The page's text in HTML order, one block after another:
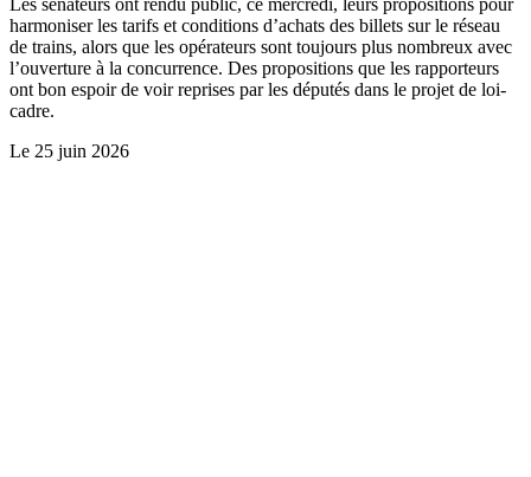
harmoniser les tarifs et conditions d’achats des billets sur le réseau
de trains, alors que les opérateurs sont toujours plus nombreux avec
l’ouverture à la concurrence. Des propositions que les rapporteurs
ont bon espoir de voir reprises par les députés dans le projet de loi-
cadre.
Le 25 juin 2026